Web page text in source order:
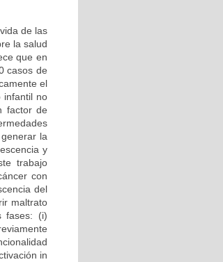
de las
la salud
que en
casos de
el
infantil no
factor de
la
y
trabajo
con
del
maltrato
fases: (i)
in